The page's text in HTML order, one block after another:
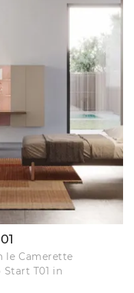
le Camerette
T01 in